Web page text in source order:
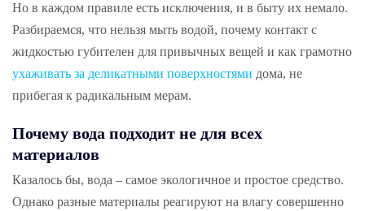
Но в каждом правиле есть исключения, и в быту их немало.
Разбираемся, что нельзя мыть водой, почему контакт с
жидкостью губителен для привычных вещей и как грамотно
ухаживать за деликатными поверхностями дома, не
прибегая к радикальным мерам.
Почему вода подходит не для всех
материалов
Казалось бы, вода – самое экологичное и простое средство.
Однако разные материалы реагируют на влагу совершенно